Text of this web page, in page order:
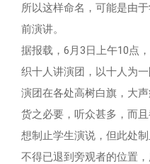
所以这样命名，可能是由
前演讲。
据报载，6月3日上午10点
织十人讲演团，以十人为
演团在各处高树白旗，大
货之必要，听众甚多，而
想制止学生演说，但此处
不得已退到旁观者的位置